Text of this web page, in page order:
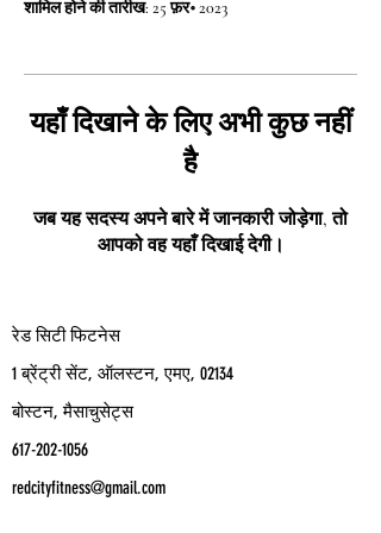
शामिल होने की तारीख: 25 फ़र॰ 2023
यहाँ दिखाने के लिए अभी कुछ नहीं
है
जब यह सदस्य अपने बारे में जानकारी जोड़ेगा, तो
आपको वह यहाँ दिखाई देगी।
रेड सिटी फिटनेस
1 ब्रेंट्री सेंट, ऑलस्टन, एमए, 02134
बोस्टन, मैसाचुसेट्स
617-202-1056
redcityfitness@gmail.com